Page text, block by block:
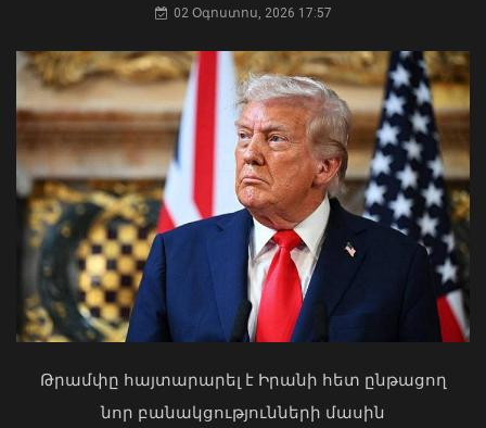
Վթարային ջրանջատում Երևանի
Կենտրոն վարչական շրջանում
09 Օգոստոս, 2026 11:43
07 Օգոստոս, 2026 17:03
«Ուժեղ Հայաստան»-ը դեմ է
քվեարկելու ԱԺ նախագահի
02 Օգոստոս, 2026 17:57
Թրամփը հայտարարել է Իրանի հետ ընթացող
նոր բանակցությունների մասին